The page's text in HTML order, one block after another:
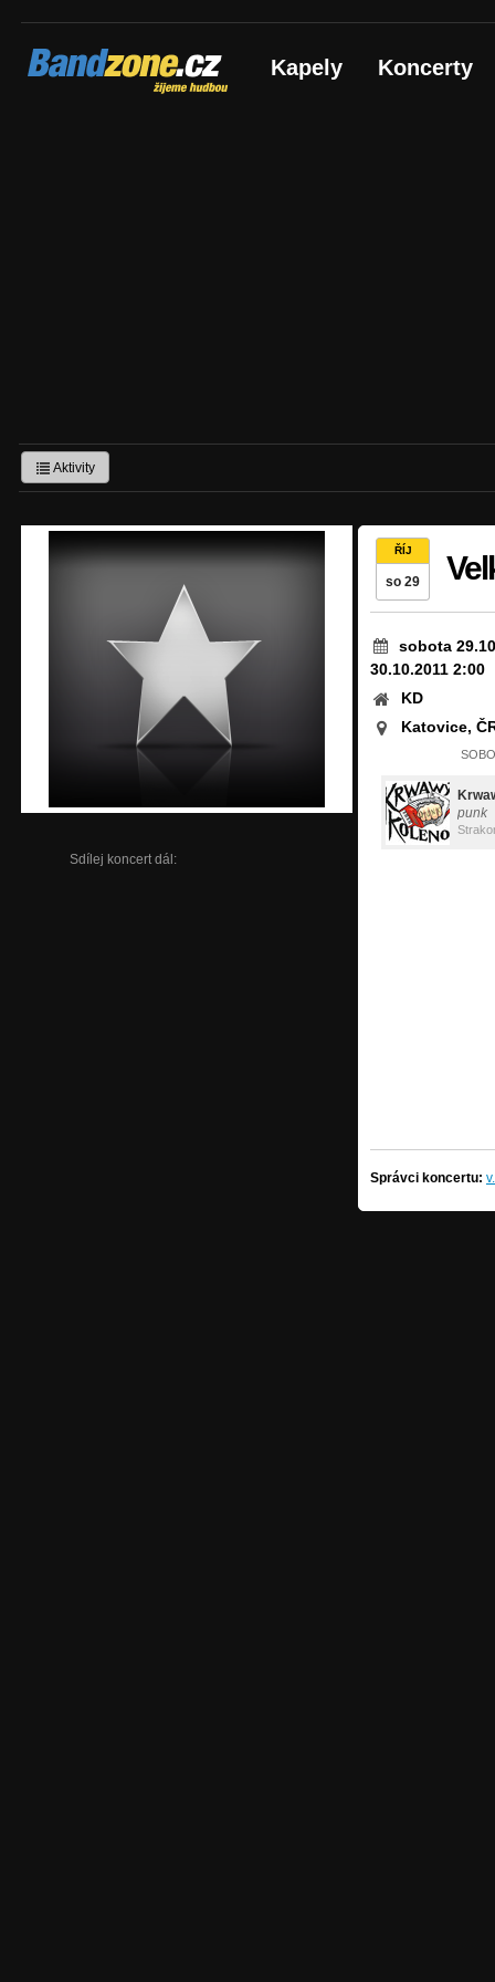
Bandzone.cz
žijeme hudbou Kapely Koncerty
Aktivity
Sdílej koncert dál:
ŘÍJ
so 29
sobota
30.10.2011 2:00
KD
Katovice,
punk
Správci koncertu: